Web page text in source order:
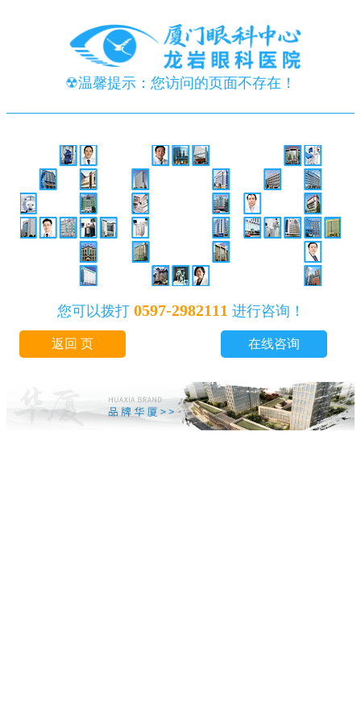
☢温馨提示：您访问的页面不存在！
您可以拨打 0597-2982111 进行咨询！
返回 页 在线咨询